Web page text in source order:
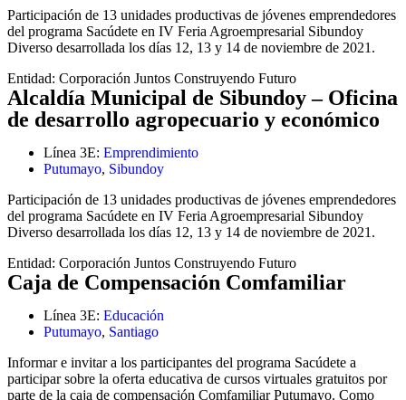
Participación de 13 unidades productivas de jóvenes emprendedores
del programa Sacúdete en IV Feria Agroempresarial Sibundoy
Diverso desarrollada los días 12, 13 y 14 de noviembre de 2021.
Entidad: Corporación Juntos Construyendo Futuro
Alcaldía Municipal de Sibundoy – Oficina
de desarrollo agropecuario y económico
Línea 3E: Emprendimiento
Putumayo, Sibundoy
Participación de 13 unidades productivas de jóvenes emprendedores
del programa Sacúdete en IV Feria Agroempresarial Sibundoy
Diverso desarrollada los días 12, 13 y 14 de noviembre de 2021.
Entidad: Corporación Juntos Construyendo Futuro
Caja de Compensación Comfamiliar
Línea 3E: Educación
Putumayo, Santiago
Informar e invitar a los participantes del programa Sacúdete a
participar sobre la oferta educativa de cursos virtuales gratuitos por
parte de la caja de compensación Comfamiliar Putumayo. Como